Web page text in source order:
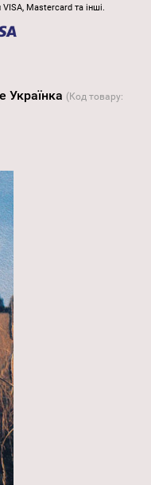
Mastercard та інші.
Українка (Код товару: